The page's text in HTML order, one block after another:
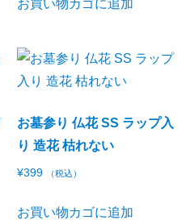
お買い物カゴに追加
お墓参り 仏花 SS ラップ入
り 造花 枯れない
¥399 （税込）
お買い物カゴに追加